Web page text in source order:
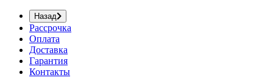
Назад
Рассрочка
Оплата
Доставка
Гарантия
Контакты